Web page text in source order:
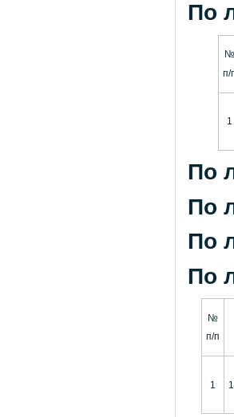
По
№
п/
1
По
По
По
По
№
п/п
1